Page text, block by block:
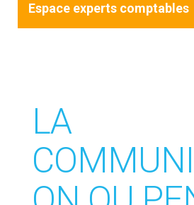
Espace experts comptables
LA